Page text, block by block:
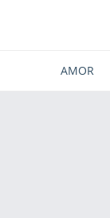
AMOR